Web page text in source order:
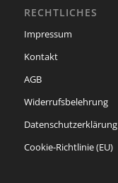
RECHTLICHES
Impressum
Kontakt
AGB
Widerrufsbelehrung
Datenschutzerklärung
Cookie-Richtlinie (EU)